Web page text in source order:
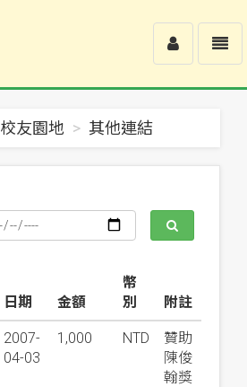
Toggle
user
校友園地 其他連結
日期 金額
幣
別
附註
2007-
04-03
1,000 NTD
贊助
陳俊
翰獎